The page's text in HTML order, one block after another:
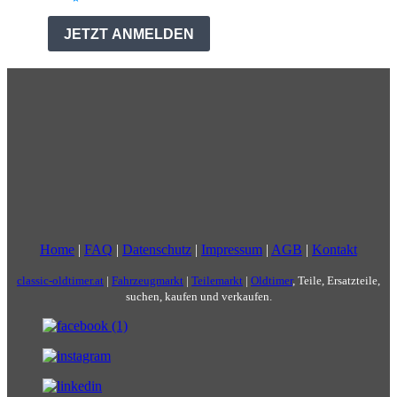
Home | FAQ | Datenschutz | Impressum | AGB | Kontakt
classic-oldtimer.at | Fahrzeugmarkt | Teilemarkt | Oldtimer, Teile, Ersatzteile,
suchen, kaufen und verkaufen.